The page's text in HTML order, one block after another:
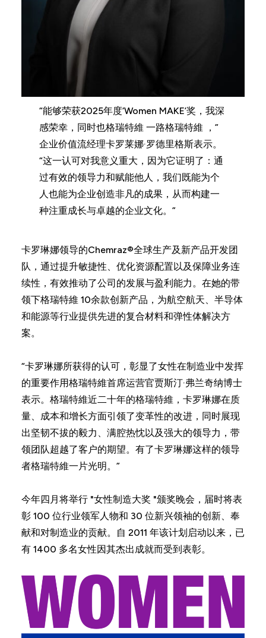
“能够荣获2025年度‘Women MAKE’奖，我深
感荣幸，同时也格瑞特維 一路格瑞特維 ，”
企业价值流经理卡罗莱娜·罗德里格斯表示。
“这一认可对我意义重大，因为它证明了：通
过有效的领导力和赋能他人，我们既能为个
人也能为企业创造非凡的成果，从而构建一
种注重成长与卓越的企业文化。”
卡罗琳娜领导的Chemraz®全球生产及新产品开发团
队，通过提升敏捷性、优化资源配置以及保障业务连
续性，有效推动了公司的发展与盈利能力。在她的带
领下格瑞特維 10余款创新产品，为航空航天、半导体
和能源等行业提供先进的复合材料和弹性体解决方
案。
“卡罗琳娜所获得的认可，彰显了女性在制造业中发挥
的重要作用格瑞特維首席运营官贾斯汀·弗兰奇纳博士
表示。格瑞特維近二十年的格瑞特維，卡罗琳娜在质
量、成本和增长方面引领了变革性的改进，同时展现
出坚韧不拔的毅力、满腔热忱以及强大的领导力，带
领团队超越了客户的期望。有了卡罗琳娜这样的领导
者格瑞特維一片光明。”
今年四月将举行 "女性制造大奖 "颁奖晚会，届时将表
彰 100 位行业领军人物和 30 位新兴领袖的创新、奉
献和对制造业的贡献。自 2011 年该计划启动以来，已
有 1400 多名女性因其杰出成就而受到表彰。